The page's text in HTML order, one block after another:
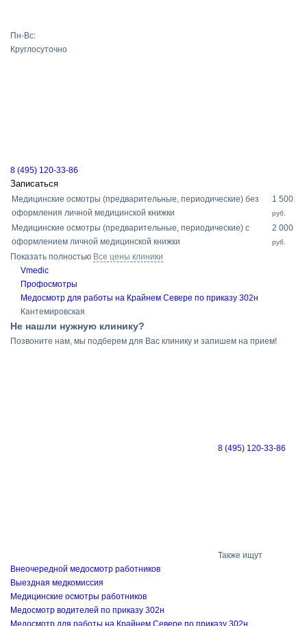
Пн-Вс:
Круглосуточно
8 (495) 120-33-86
Записаться
Медицинские осмотры (предварительные, периодические) без
оформления личной медицинской книжки
1 500
руб.
Медицинские осмотры (предварительные, периодические) с
оформлением личной медицинской книжки
2 000
руб.
Показать полностью Все цены клиники
Vmedic
Профосмотры
Медосмотр для работы на Крайнем Севере по приказу 302н
Кантемировская
Не нашли нужную клинику?
Позвоните нам, мы подберем для Вас клинику и запишем на прием!
8 (495) 120-33-86
Также ищут
Внеочередной медосмотр работников
Выездная медкомиссия
Медицинские осмотры работников
Медосмотр водителей по приказу 302н
Медосмотр для работы на Крайнем Севере по приказу 302н